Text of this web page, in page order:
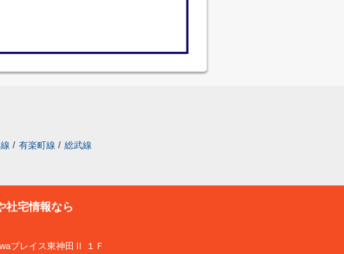
/ 有楽町線 / 総武線
社宅情報なら
プレイス東神田Ⅱ １Ｆ